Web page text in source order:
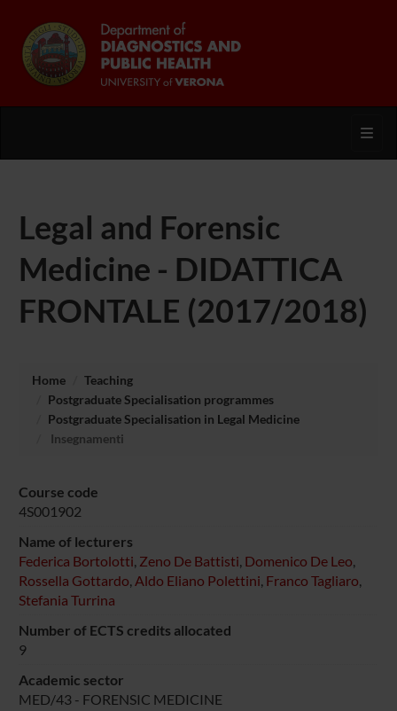
Legal and Forensic
Medicine - DIDATTICA
FRONTALE (2017/2018)
Home
Teaching
Postgraduate Specialisation programmes
Postgraduate Specialisation in Legal Medicine
Insegnamenti
Course code
4S001902
Name of lecturers
Federica Bortolotti, Zeno De Battisti, Domenico De Leo,
Rossella Gottardo, Aldo Eliano Polettini, Franco Tagliaro,
Stefania Turrina
Number of ECTS credits allocated
9
Academic sector
MED/43 - FORENSIC MEDICINE